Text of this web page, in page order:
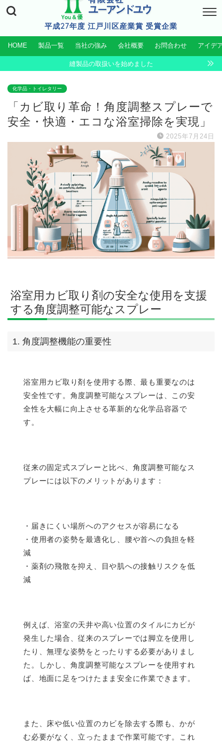
平成27年度 江戸川区産業賞 受賞企業
HOME 製品一覧 当社の強み 会社概要 お問合わせ アイデ
縫製品の取扱いを始めました
化学品・トイレタリー
「カビ取り革命！角度調整スプレーで
安全・快適・エコな浴室掃除を実現」
2025年7月24日
浴室用カビ取り剤の安全な使用を支援
する角度調整可能なスプレー
1. 角度調整機能の重要性
浴室用カビ取り剤を使用する際、最も重要なのは
安全性です。角度調整可能なスプレーは、この安
全性を大幅に向上させる革新的な化学品容器で
す。
従来の固定式スプレーと比べ、角度調整可能なス
プレーには以下のメリットがあります：
・届きにくい場所へのアクセスが容易になる
・使用者の姿勢を最適化し、腰や首への負担を軽
減
・薬剤の飛散を抑え、目や肌への接触リスクを低
減
例えば、浴室の天井や高い位置のタイルにカビが
発生した場合、従来のスプレーでは脚立を使用し
たり、無理な姿勢をとったりする必要がありまし
た。しかし、角度調整可能なスプレーを使用すれ
ば、地面に足をつけたまま安全に作業できます。
また、床や低い位置のカビを除去する際も、かが
む必要がなく、立ったままで作業可能です。これ